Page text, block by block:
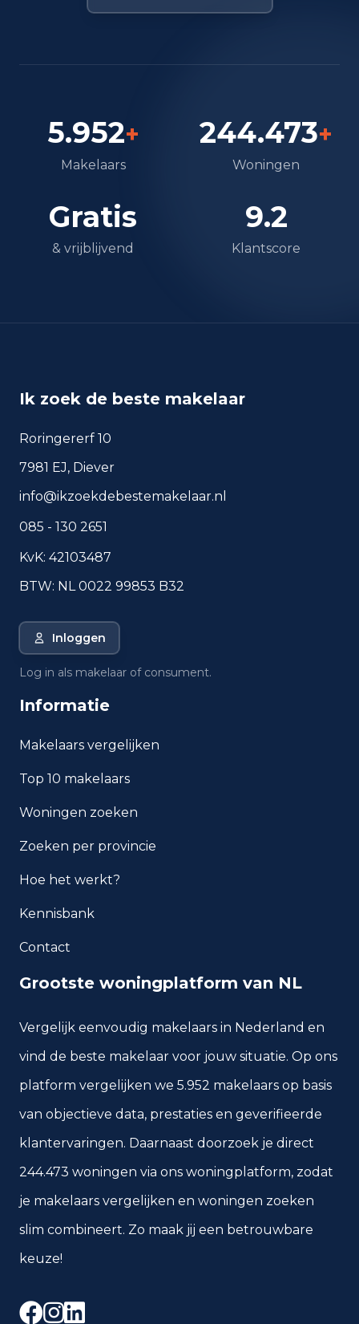
5.952+
Makelaars
244.473+
Woningen
Gratis
& vrijblijvend
9.2
Klantscore
Ik zoek de beste makelaar
Roringererf 10
7981 EJ, Diever
info@ikzoekdebestemakelaar.nl
085 - 130 2651
KvK: 42103487
BTW: NL 0022 99853 B32
Inloggen
Log in als makelaar of consument.
Informatie
Makelaars vergelijken
Top 10 makelaars
Woningen zoeken
Zoeken per provincie
Hoe het werkt?
Kennisbank
Contact
Grootste woningplatform van NL
Vergelijk eenvoudig makelaars in Nederland en
vind de beste makelaar voor jouw situatie. Op ons
platform vergelijken we 5.952 makelaars op basis
van objectieve data, prestaties en geverifieerde
klantervaringen. Daarnaast doorzoek je direct
244.473 woningen via ons woningplatform, zodat
je makelaars vergelijken en woningen zoeken
slim combineert. Zo maak jij een betrouwbare
keuze!
Facebook
Instagram
LinkedIn